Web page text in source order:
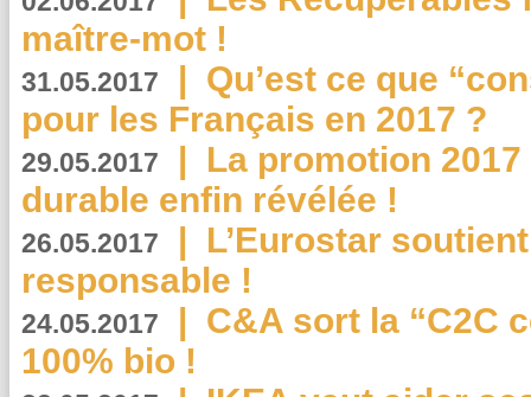
maître-mot !
31.05.2017 | Qu’est ce que
pour les Français en 2017 ?
29.05.2017 | La promotion
durable enfin révélée !
26.05.2017 | L’Eurostar
responsable !
24.05.2017 | C&A sort la “C2C
100% bio !